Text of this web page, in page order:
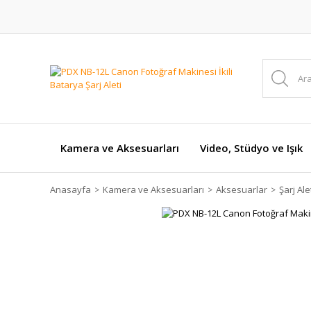
Kamera ve Aksesuarları Video, Stüdyo ve Işık
Anasayfa Kamera ve Aksesuarları Aksesuarlar Şarj